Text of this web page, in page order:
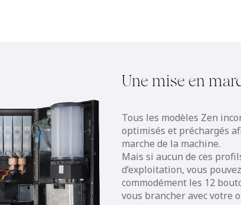
Une mise en
Tous les modèles Zen
optimisés et préchargés
marche de la machine.
Mais si aucun de ces
d’exploitation, vous
commodément les 12
vous brancher avec votre